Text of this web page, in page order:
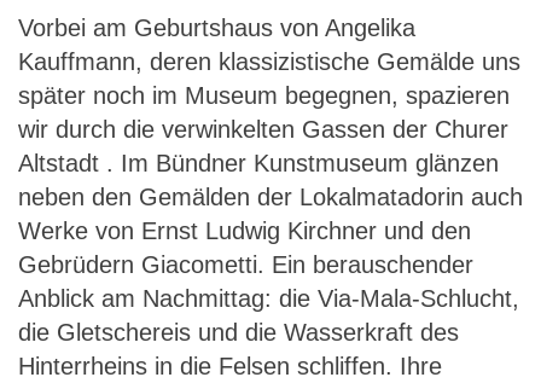
Vorbei am Geburtshaus von Angelika
Kauffmann, deren klassizistische Gemälde uns
später noch im Museum begegnen, spazieren
wir durch die verwinkelten Gassen der Churer
Altstadt . Im Bündner Kunstmuseum glänzen
neben den Gemälden der Lokalmatadorin auch
Werke von Ernst Ludwig Kirchner und den
Gebrüdern Giacometti. Ein berauschender
Anblick am Nachmittag: die Via-Mala-Schlucht,
die Gletschereis und die Wasserkraft des
Hinterrheins in die Felsen schliffen. Ihre